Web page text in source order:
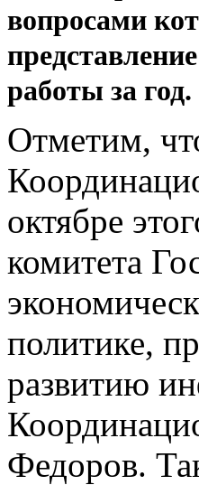
вопросами
работы за год.
Отметим,
октябре
комитета
политике,
развитию
Федоров.